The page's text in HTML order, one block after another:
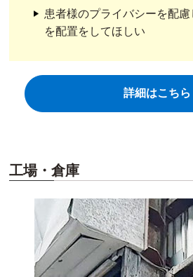
患者様のプライバシーを配
を配置をしてほしい
詳細はこちら
工場・倉庫